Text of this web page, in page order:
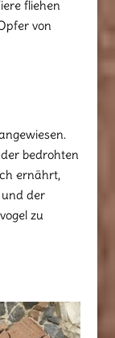
fliehen
von
bedrohten
ernährt,
der
zu